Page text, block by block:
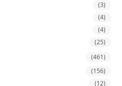
(3)
(4)
(4)
(25)
(461)
(156)
(12)